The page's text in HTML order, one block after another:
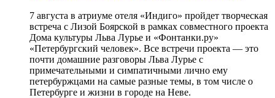
7 августа в атриуме отеля «Индиго» пройдет творческая
встреча с Лизой Боярской в рамках совместного проекта
Дома культуры Льва Лурье и «Фонтанки.ру»
«Петербургский человек». Все встречи проекта — это
почти домашние разговоры Льва Лурье с
примечательными и симпатичными лично ему
петербуржцами на самые разные темы, в том числе о
Петербурге и жизни в городе на Неве.